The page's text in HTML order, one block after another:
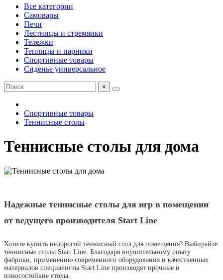
Все категории
Самовары
Печи
Лестницы и стремянки
Тележки
Теплицы и парники
Спортивные товары
Сиденье универсальное
×
Спортивные товары
Теннисные столы
Теннисные столы для дома
Надежные теннисные столы для игр в помещении
от ведущего производителя Start Line
Хотите купить недорогой теннисный стол для помещения? Выбирайте
теннисные столы Start Line. Благодаря внушительному опыту
фабрики, применению современного оборудования и качественных
материалов специалисты Start Line производят прочные и
износостойкие столы.